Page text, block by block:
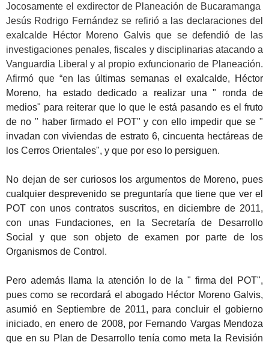
Jocosamente el exdirector de Planeación de Bucaramanga
Jesús Rodrigo Fernández se refirió a las declaraciones del
exalcalde Héctor Moreno Galvis que se defendió de las
investigaciones penales, fiscales y disciplinarias atacando a
Vanguardia Liberal y al propio exfuncionario de Planeación.
Afirmó que “en las últimas semanas el exalcalde, Héctor
Moreno, ha estado dedicado a realizar una " ronda de
medios" para reiterar que lo que le está pasando es el fruto
de no " haber firmado el POT" y con ello impedir que se "
invadan con viviendas de estrato 6, cincuenta hectáreas de
los Cerros Orientales", y que por eso lo persiguen.
No dejan de ser curiosos los argumentos de Moreno, pues
cualquier desprevenido se preguntaría que tiene que ver el
POT con unos contratos suscritos, en diciembre de 2011,
con unas Fundaciones, en la Secretaría de Desarrollo
Social y que son objeto de examen por parte de los
Organismos de Control.
Pero además llama la atención lo de la " firma del POT",
pues como se recordará el abogado Héctor Moreno Galvis,
asumió en Septiembre de 2011, para concluir el gobierno
iniciado, en enero de 2008, por Fernando Vargas Mendoza
que en su Plan de Desarrollo tenía como meta la Revisión